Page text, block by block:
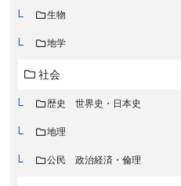
生物
地学
社会
歴史 世界史・日本史
地理
公民 政治経済・倫理